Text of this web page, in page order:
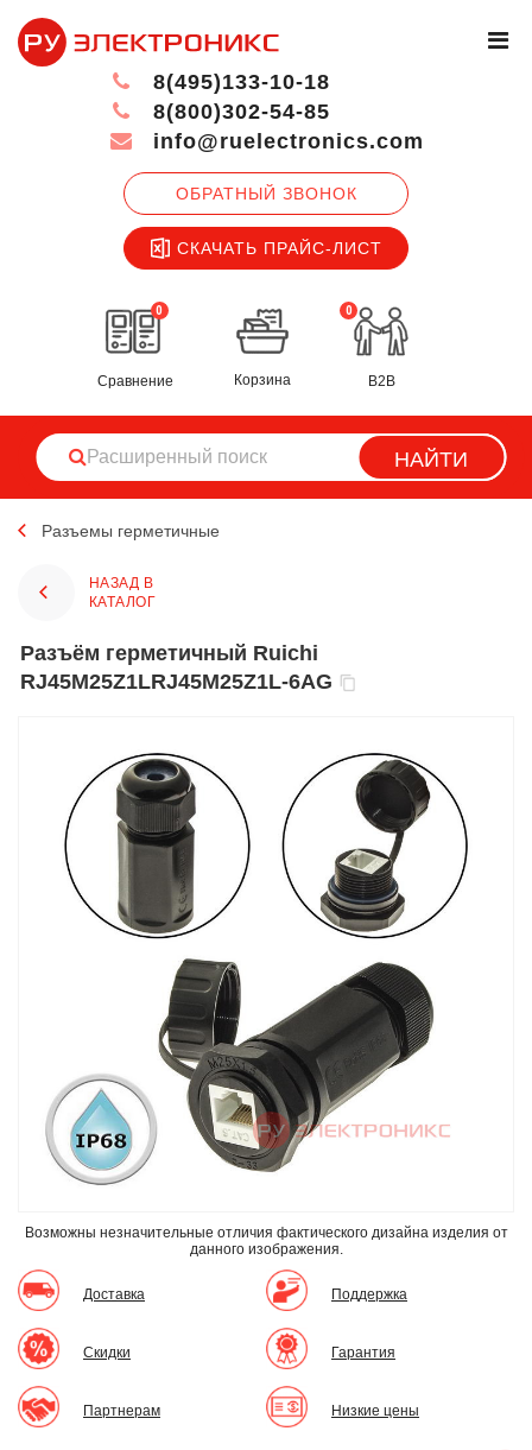
ОБРАТНЫЙ ЗВОНОК
СКАЧАТЬ ПРАЙС-ЛИСТ
8(495)133-10-18
8(800)302-54-85
info@ruelectronics.com
0
Сравнение
0
Корзина B2B
НАЙТИ
Разъемы герметичные
НАЗАД В
КАТАЛОГ
Разъём герметичный Ruichi
RJ45M25Z1LRJ45M25Z1L-6AG
Возможны незначительные отличия фактического дизайна изделия от
данного изображения.
Доставка
Скидки
Партнерам
Поддержка
Гарантия
Низкие цены